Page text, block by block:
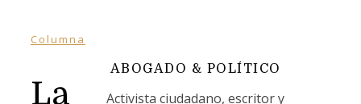
Columna
La
ABOGADO & POLÍTICO
Activista ciudadano, escritor y